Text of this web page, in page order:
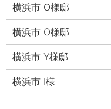
横浜市 O様邸
横浜市 O様邸
横浜市 Y様邸
横浜市 I様